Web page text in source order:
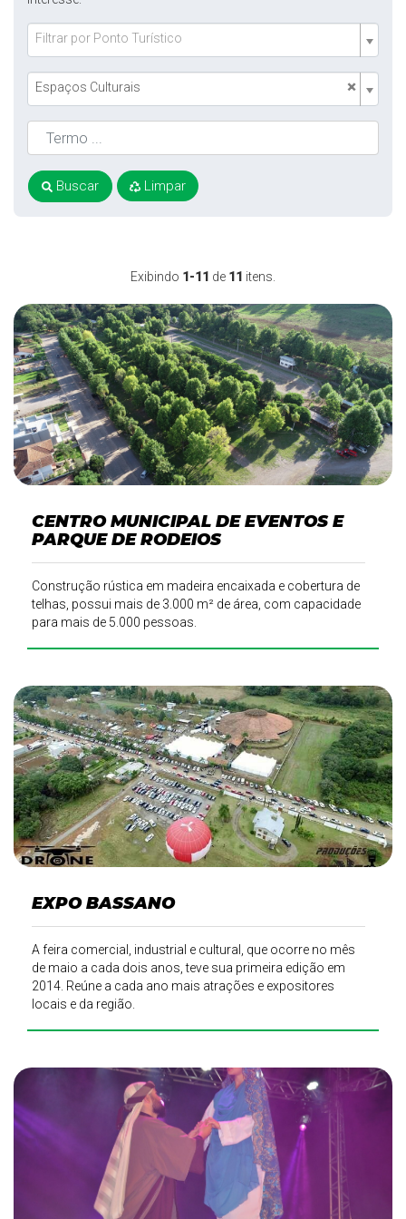
Exibindo 1-11 de 11 itens.
CENTRO MUNICIPAL DE EVENTOS E
PARQUE DE RODEIOS
Construção rústica em madeira encaixada e cobertura de
telhas, possui mais de 3.000 m² de área, com capacidade
para mais de 5.000 pessoas.
EXPO BASSANO
A feira comercial, industrial e cultural, que ocorre no mês
de maio a cada dois anos, teve sua primeira edição em
2014. Reúne a cada ano mais atrações e expositores
locais e da região.
Filtrar por Ponto Turístico
×
Espaços Culturais
Buscar Limpar